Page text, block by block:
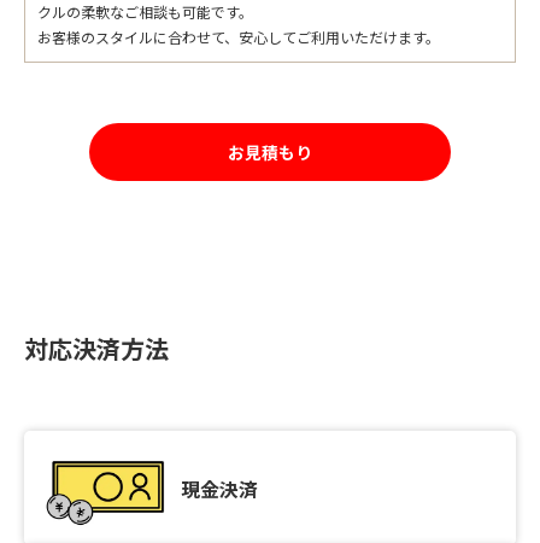
クルの柔軟なご相談も可能です。
お客様のスタイルに合わせて、安心してご利用いただけます。
お見積もり
対応決済方法
現金決済